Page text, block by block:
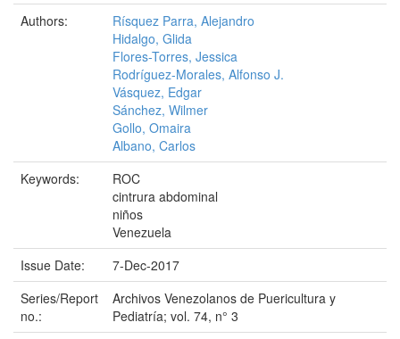
Authors:
Rísquez Parra, Alejandro
Hidalgo, Glida
Flores-Torres, Jessica
Rodríguez-Morales, Alfonso J.
Vásquez, Edgar
Sánchez, Wilmer
Gollo, Omaira
Albano, Carlos
Keywords:
ROC
cintrura abdominal
niños
Venezuela
Issue Date:
7-Dec-2017
Series/Report
no.:
Archivos Venezolanos de Puericultura y
Pediatría; vol. 74, n° 3